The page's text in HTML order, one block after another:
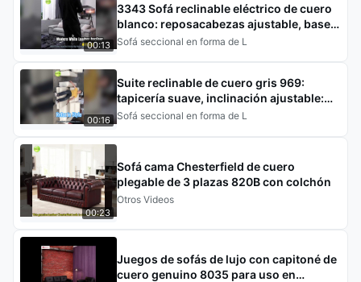
00:13
3343 Sofá reclinable eléctrico de cuero
blanco: reposacabezas ajustable, base
de metal, ideal para un estilo moderno y
Sofá seccional en forma de L
00:16
Suite reclinable de cuero gris 969:
tapicería suave, inclinación ajustable:
transforme el hogar en un lugar
Sofá seccional en forma de L
00:23
Sofá cama Chesterfield de cuero
plegable de 3 plazas 820B con colchón
Otros Videos
Juegos de sofás de lujo con capitoné de
cuero genuino 8035 para uso en